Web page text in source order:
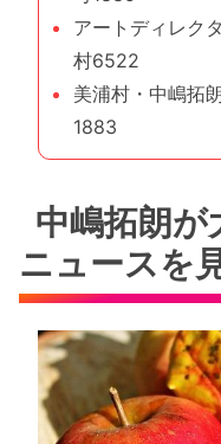
アートディレク
村6522
美浦村・中嶋拓
1883
中嶋拓朗が
ニュースを